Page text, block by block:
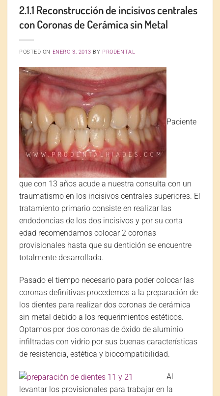
2.1.1 Reconstrucción de incisivos centrales
con Coronas de Cerámica sin Metal
POSTED ON ENERO 3, 2013 BY PRODENTAL
Paciente
que con 13 años acude a nuestra consulta con un
traumatismo en los incisivos centrales superiores. El
tratamiento primario consiste en realizar las
endodoncias de los dos incisivos y por su corta
edad recomendamos colocar 2 coronas
provisionales hasta que su dentición se encuentre
totalmente desarrollada.
Pasado el tiempo necesario para poder colocar las
coronas definitivas procedemos a la preparación de
los dientes para realizar dos coronas de cerámica
sin metal debido a los requerimientos estéticos.
Optamos por dos coronas de óxido de aluminio
infiltradas con vidrio por sus buenas características
de resistencia, estética y biocompatibilidad.
Al
levantar los provisionales para trabajar en la